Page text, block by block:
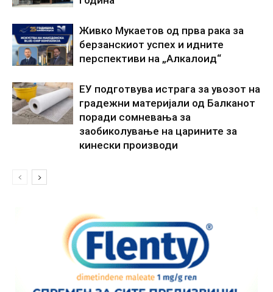
Живко Мукаетов од прва рака за
берзанскиот успех и идните
перспективи на „Алкалоид“
ЕУ подготвува истрага за увозот на
градежни материјали од Балканот
поради сомневања за
заобиколување на царините за
кинески производи